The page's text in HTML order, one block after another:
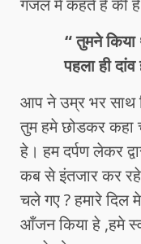
गजल मे कहते हे की हे
“ तुमने
पहला ही
आप ने उम्र भर साथ
तुम हमे छोडकर कहा
हे। हम दर्पण लेकर
कब से इंतजार कर
चले गए ? हमारे
आँजन किया हे ,हमे